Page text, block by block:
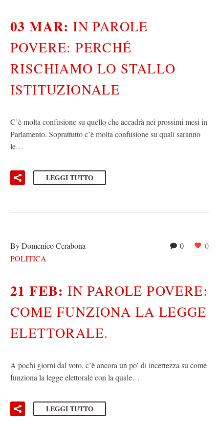
03 MAR:IN PAROLE
POVERE: PERCHÉ
RISCHIAMO LO STALLO
ISTITUZIONALE
C’è molta confusione su quello che accadrà nei prossimi mesi in
Parlamento. Soprattutto c’è molta confusione su quali saranno
le…
LEGGI TUTTO
0 0
By Domenico Cerabona
POLITICA
21 FEB:IN PAROLE POVERE:
COME FUNZIONA LA LEGGE
ELETTORALE.
A pochi giorni dal voto, c’è ancora un po’ di incertezza su come
funziona la legge elettorale con la quale…
LEGGI TUTTO